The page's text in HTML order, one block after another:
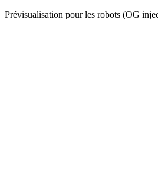
Prévisualisation pour les robots (OG